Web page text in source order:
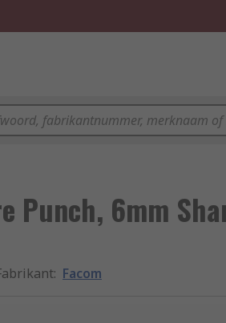
Punch, 6mm
: Facom